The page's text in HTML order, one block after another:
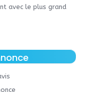
avec le plus grand